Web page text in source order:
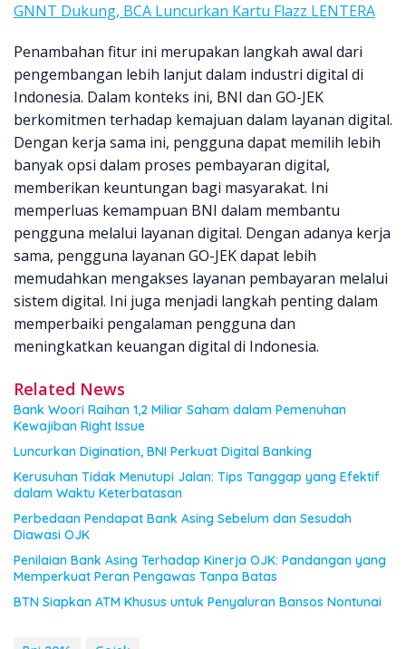
GNNT Dukung, BCA Luncurkan Kartu Flazz LENTERA
Penambahan fitur ini merupakan langkah awal dari
pengembangan lebih lanjut dalam industri digital di
Indonesia. Dalam konteks ini, BNI dan GO-JEK
berkomitmen terhadap kemajuan dalam layanan digital.
Dengan kerja sama ini, pengguna dapat memilih lebih
banyak opsi dalam proses pembayaran digital,
memberikan keuntungan bagi masyarakat. Ini
memperluas kemampuan BNI dalam membantu
pengguna melalui layanan digital. Dengan adanya kerja
sama, pengguna layanan GO-JEK dapat lebih
memudahkan mengakses layanan pembayaran melalui
sistem digital. Ini juga menjadi langkah penting dalam
memperbaiki pengalaman pengguna dan
meningkatkan keuangan digital di Indonesia.
Related News
Bank Woori Raihan 1,2 Miliar Saham dalam Pemenuhan
Kewajiban Right Issue
Luncurkan Digination, BNI Perkuat Digital Banking
Kerusuhan Tidak Menutupi Jalan: Tips Tanggap yang Efektif
dalam Waktu Keterbatasan
Perbedaan Pendapat Bank Asing Sebelum dan Sesudah
Diawasi OJK
Penilaian Bank Asing Terhadap Kinerja OJK: Pandangan yang
Memperkuat Peran Pengawas Tanpa Batas
BTN Siapkan ATM Khusus untuk Penyaluran Bansos Nontunai